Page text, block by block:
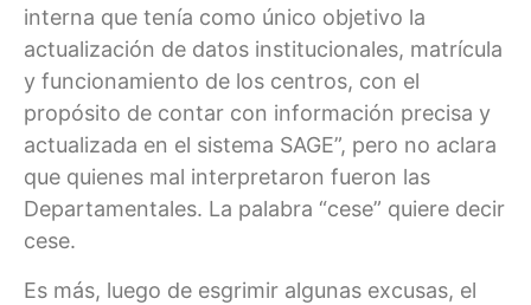
interna que tenía como único objetivo la
actualización de datos institucionales, matrícula
y funcionamiento de los centros, con el
propósito de contar con información precisa y
actualizada en el sistema SAGE”, pero no aclara
que quienes mal interpretaron fueron las
Departamentales. La palabra “cese” quiere decir
cese.
Es más, luego de esgrimir algunas excusas, el